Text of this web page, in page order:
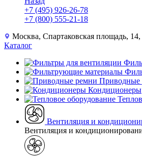
+7 (495) 926-26-78
+7 (800) 555-21-18
Москва, Спартаковская площадь, 14,
Каталог
Приводные
Кондиционеры
Вентиляция и
Вентиляция и